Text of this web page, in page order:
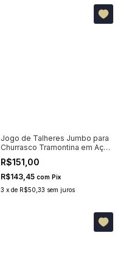
Jogo de Talheres Jumbo para
Churrasco Tramontina em Aço
Inox com Cabo Polywood
Castanho 4 Peças 21198908
R$151,00
R$143,45 com Pix
3 x de R$50,33 sem juros